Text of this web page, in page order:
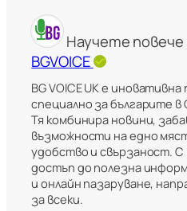
Научете
BGVOICE
BG VOICE UK е
специално за българите
Тя комбинира новини,
възможности на едно
удобство и свързаност. С
достъп до полезна
и онлайн пазаруване,
за всеки.